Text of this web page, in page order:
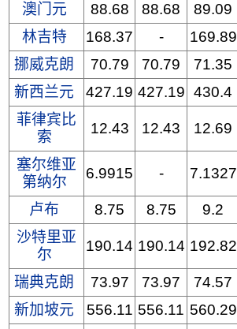
澳门元
88.68 88.68 89.09
林吉特
168.37 - 169.89
挪威克朗
70.79 70.79 71.35
新西兰元
427.19 427.19 430.4
菲律宾比
索
12.43 12.43 12.69
塞尔维亚
第纳尔
6.9915 - 7.1327
卢布 8.75 8.75 9.2
沙特里亚
尔
190.14 190.14 192.82
瑞典克朗 73.97 73.97 74.57
新加坡元
556.11 556.11 560.29